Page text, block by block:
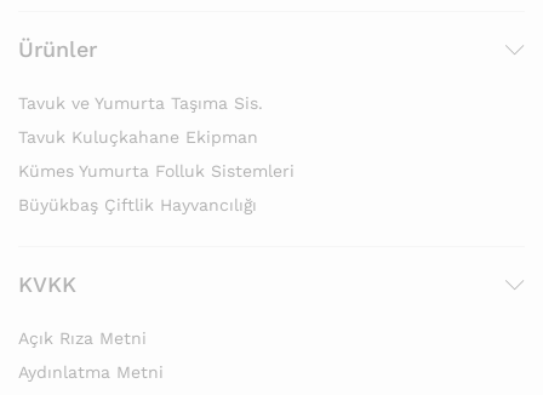
Ürünler
Tavuk ve Yumurta Taşıma Sis.
Tavuk Kuluçkahane Ekipman
Kümes Yumurta Folluk Sistemleri
Büyükbaş Çiftlik Hayvancılığı
KVKK
Açık Rıza Metni
Aydınlatma Metni